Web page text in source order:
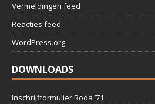
Vermeldingen feed
Reacties feed
WordPress.org
DOWNLOADS
Inschrijfformulier Roda ’71